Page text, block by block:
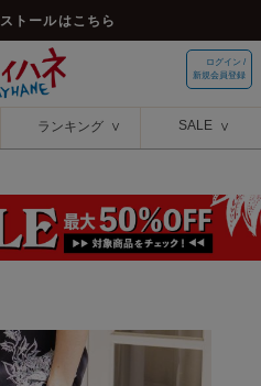
トールはこちら
ログイン /
新規会員登録
ランキング SALE